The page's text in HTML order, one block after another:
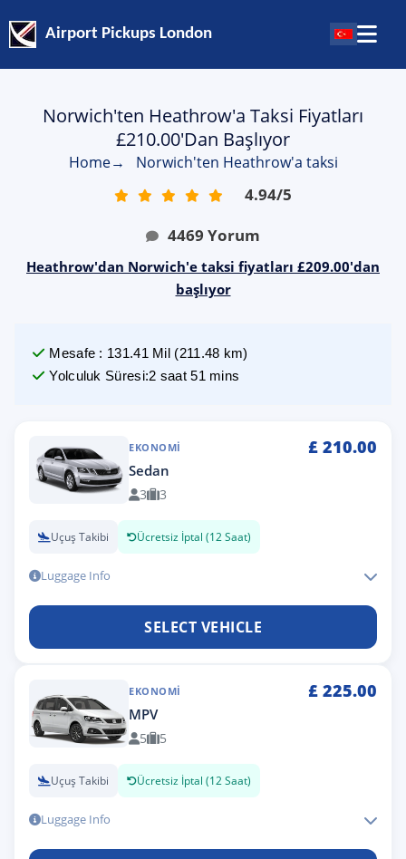
Airport Pickups London
Norwich'ten Heathrow'a Taksi Fiyatları
£210.00'dan Başlıyor
Home→ Norwich'ten Heathrow'a taksi
4.94/5
4469 Yorum
Heathrow'dan Norwich'e taksi fiyatları £209.00'dan
başlıyor
Mesafe : 131.41 Mil (211.48 km)
Yolculuk Süresi:2 saat 51 mins
EKONOMI £ 210.00
Sedan
3 3
Uçuş Takibi Ücretsiz İptal (12 Saat)
Luggage Info
SELECT VEHICLE
EKONOMI £ 225.00
MPV
5 5
Uçuş Takibi Ücretsiz İptal (12 Saat)
Luggage Info